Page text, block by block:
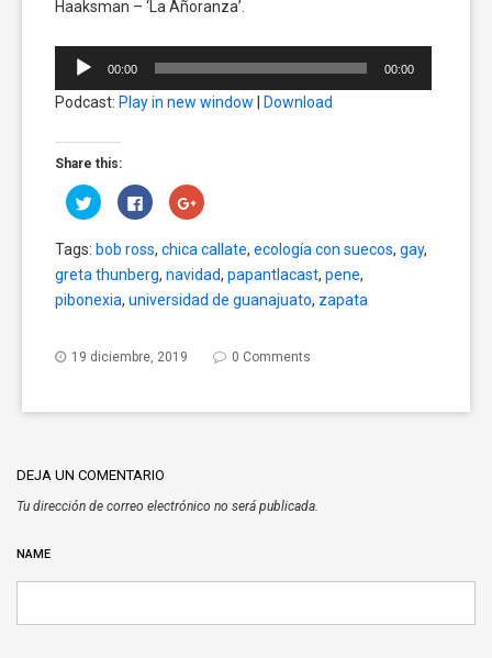
Haaksman – ‘La Añoranza’.
Reproductor
audio
00:00 00:00
Podcast: Play in new window | Download
Share this:
Click
to
share
Twitter
(Opens
in
new
window)
Click
to
share
Facebook
in
new
window)
Click
to
Google+
(Opens
in
new
window)
Tags: bob ross, chica callate, ecología con suecos, gay,
greta thunberg, navidad, papantlacast, pene,
pibonexia, universidad de guanajuato, zapata
19 diciembre, 2019 0 Comments
DEJA UN COMENTARIO
Tu dirección de correo electrónico no será publicada.
NAME